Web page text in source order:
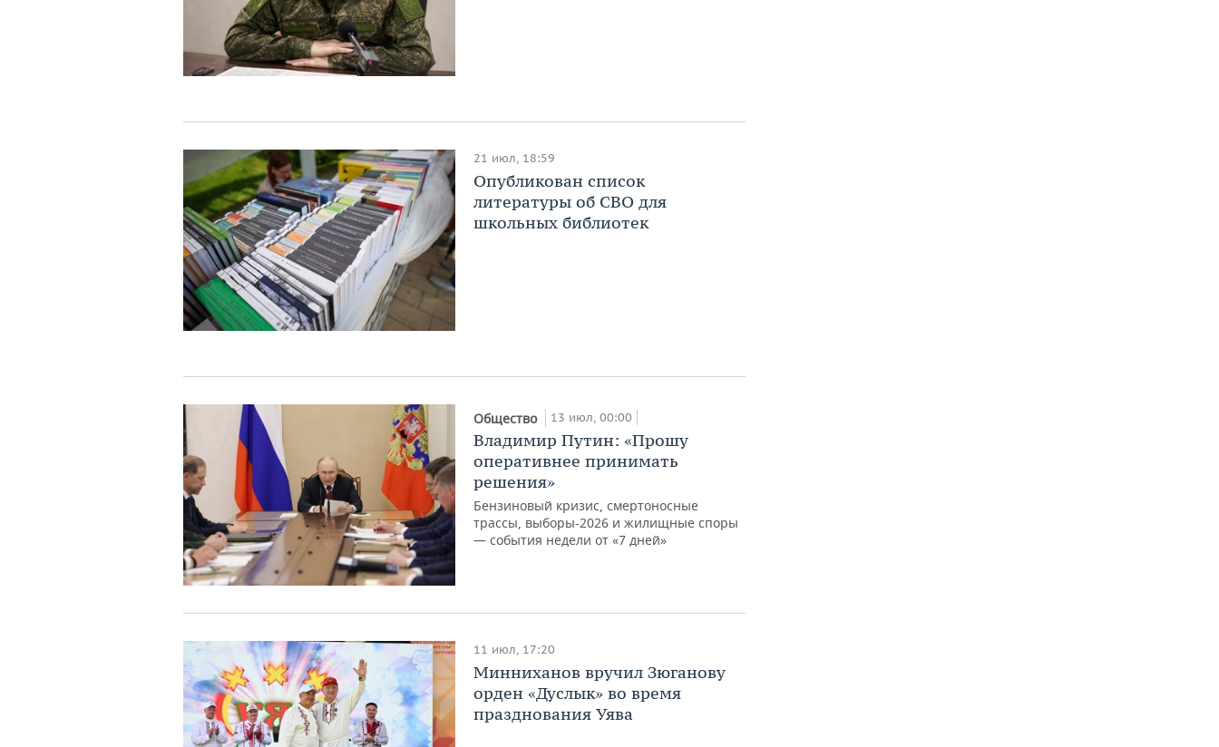
21 июл, 18:59
Опубликован список
литературы об СВО для
школьных библиотек
Общество 13 июл, 00:00
Владимир Путин: «Прошу
оперативнее принимать
решения»
Бензиновый кризис, смертоносные
трассы, выборы-2026 и жилищные споры
— события недели от «7 дней»
11 июл, 17:20
Минниханов вручил Зюганову
орден «Дуслык» во время
празднования Уява